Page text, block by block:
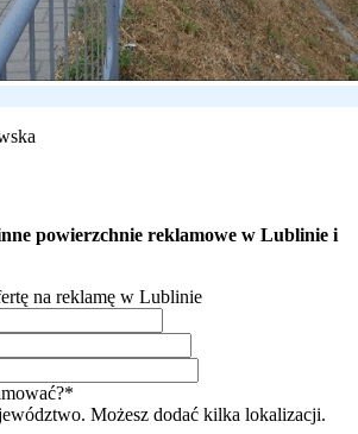
powierzchnie reklamowe w Lublinie i
na reklamę w Lublinie
Możesz dodać kilka lokalizacji.